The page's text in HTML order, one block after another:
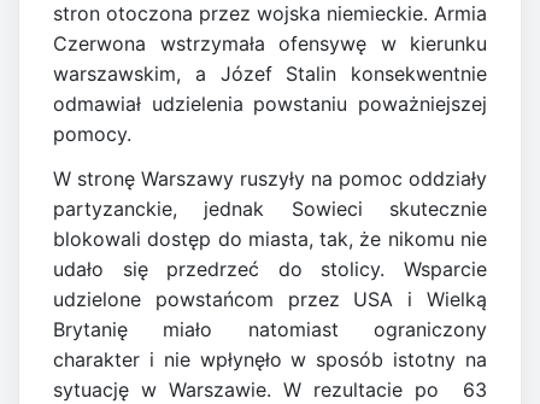
stron otoczona przez wojska niemieckie. Armia
Czerwona wstrzymała ofensywę w kierunku
warszawskim, a Józef Stalin konsekwentnie
odmawiał udzielenia powstaniu poważniejszej
pomocy.
W stronę Warszawy ruszyły na pomoc oddziały
partyzanckie, jednak Sowieci skutecznie
blokowali dostęp do miasta, tak, że nikomu nie
udało się przedrzeć do stolicy. Wsparcie
udzielone powstańcom przez USA i Wielką
Brytanię miało natomiast ograniczony
charakter i nie wpłynęło w sposób istotny na
sytuację w Warszawie. W rezultacie po 63